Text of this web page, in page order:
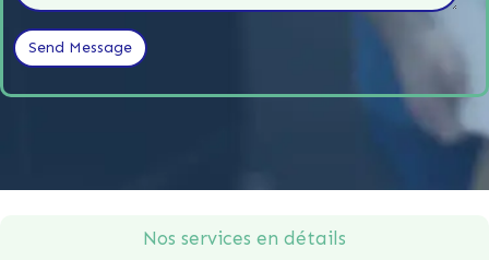
Nos services en détails